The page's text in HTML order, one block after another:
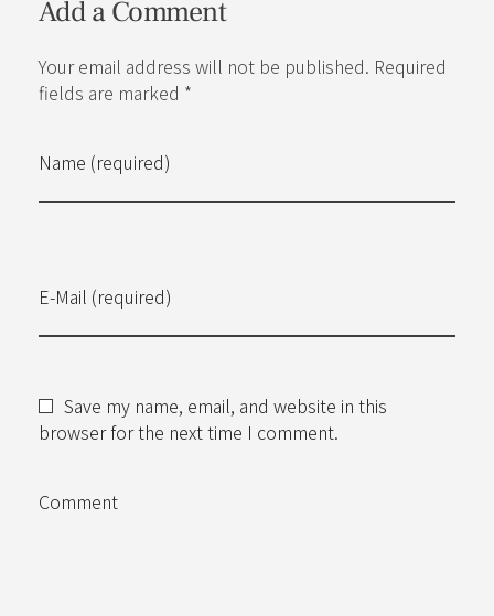
Add a Comment
Your email address will not be published. Required
fields are marked *
Name (required)
E-Mail (required)
Save my name, email, and website in this
browser for the next time I comment.
Comment